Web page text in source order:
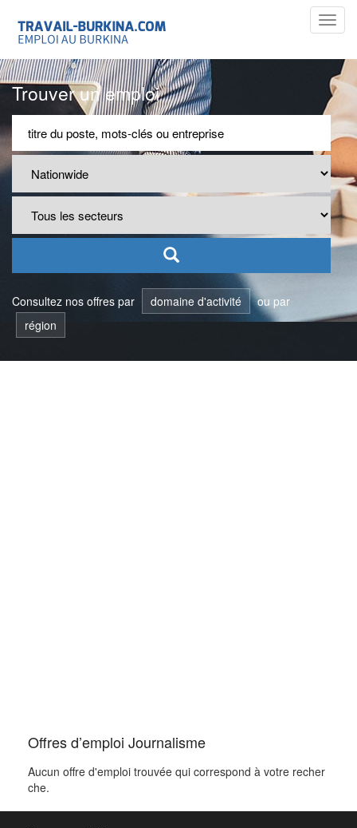
Trouver un emploi
Consultez nos offres par domaine d'activité
ou par
région
Offres d’emploi Journalisme
Aucun offre d'emploi trouvée qui correspond à votre recher
che.